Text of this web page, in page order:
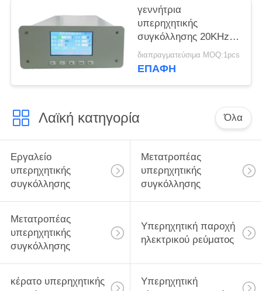
γεννήτρια
υπερηχητικής
συγκόλλησης 20KHz
2000w για Slicer
μασκών
διαπραγματεύσιμα MOQ:1pcs
ΕΠΑΦΉ
Λαϊκή κατηγορία Όλα
Εργαλείο
υπερηχητικής
συγκόλλησης
Μετατροπέας
υπερηχητικής
συγκόλλησης
Μετατροπέας
υπερηχητικής
συγκόλλησης
Υπερηχητική παροχή
ηλεκτρικού ρεύματος
κέρατο υπερηχητικής
Υπερηχητική